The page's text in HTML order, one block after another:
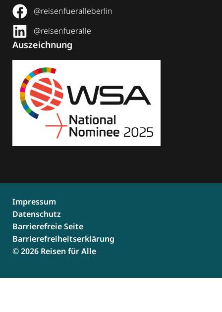
@reisenfueralleberlin
@reisenfueralle
Auszeichnung
© 2026 Reisen für Alle
Impressum
Datenschutz
Barrierefreie Seite
Barrierefreiheitserklärung